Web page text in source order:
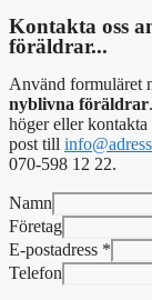
Kontakta oss
föräldrar...
Använd formuläret
nyblivna föräldrar
höger eller kontakta
post till
070-598 12 22.
Namn
Företag
E-postadress *
Telefon